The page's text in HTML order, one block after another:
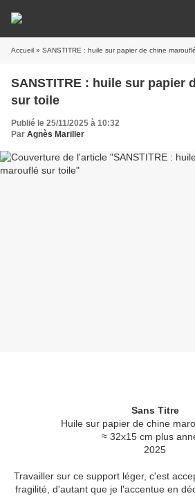
Accueil » SANSTITRE : huile sur papier de chine
SANSTITRE : huile sur papier
sur toile
Publié le 25/11/2025 à 10:32
Par Agnès Mariller
Sans Titre
Huile sur papier de chine
≈ 32x15 cm plus
2025
Travailler sur ce support léger, c'est
fragilité, d'autant que je l'accentue en